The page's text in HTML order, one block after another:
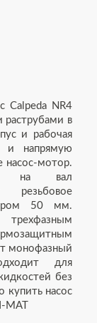
Calpeda NR4
в
и рабочая
и напрямую
насос-мотор.
на вал
резьбовое
50 мм.
монофазный
для
без
купить насос
MAT